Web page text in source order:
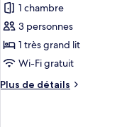
lits
jumeaux
(Deluxe)
»
avec
lits
jumeaux
(Deluxe)
photos
pour
ce
type
chambre :
1 chambre
3 personnes
1 très grand lit
Wi-Fi gratuit
Plus de détails
Plus